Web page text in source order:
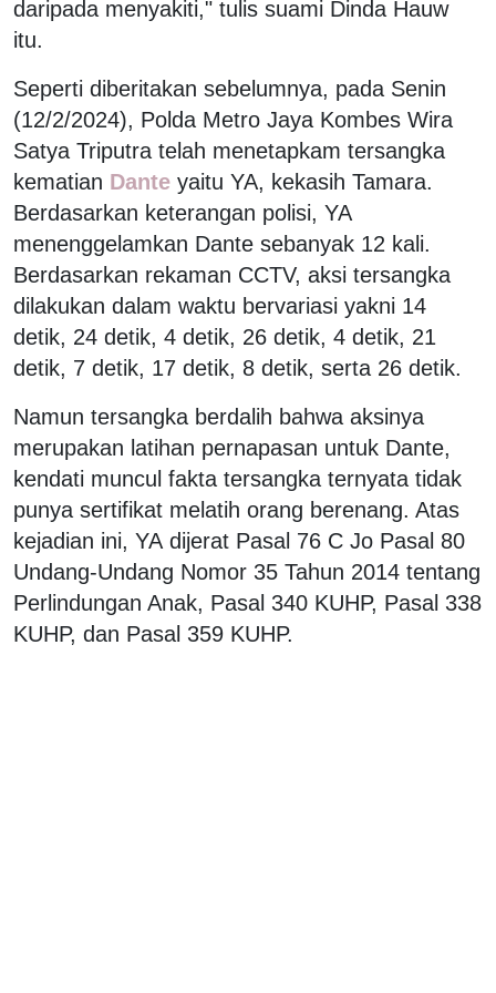
daripada menyakiti," tulis suami Dinda Hauw
itu.
Seperti diberitakan sebelumnya, pada Senin
(12/2/2024), Polda Metro Jaya Kombes Wira
Satya Triputra telah menetapkam tersangka
kematian Dante yaitu YA, kekasih Tamara.
Berdasarkan keterangan polisi, YA
menenggelamkan Dante sebanyak 12 kali.
Berdasarkan rekaman CCTV, aksi tersangka
dilakukan dalam waktu bervariasi yakni 14
detik, 24 detik, 4 detik, 26 detik, 4 detik, 21
detik, 7 detik, 17 detik, 8 detik, serta 26 detik.
Namun tersangka berdalih bahwa aksinya
merupakan latihan pernapasan untuk Dante,
kendati muncul fakta tersangka ternyata tidak
punya sertifikat melatih orang berenang. Atas
kejadian ini, YA dijerat Pasal 76 C Jo Pasal 80
Undang-Undang Nomor 35 Tahun 2014 tentang
Perlindungan Anak, Pasal 340 KUHP, Pasal 338
KUHP, dan Pasal 359 KUHP.